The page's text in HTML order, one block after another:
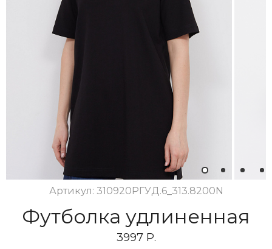
1
Артикул: 310920РГУД.6_313.8200N
Футболка удлиненная
3997 Р.